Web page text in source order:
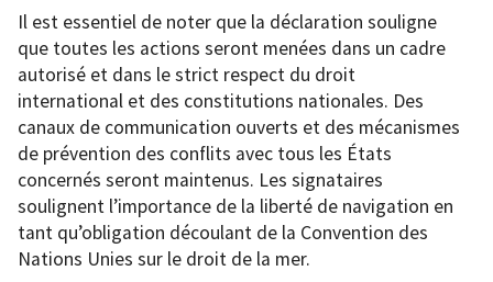
Il est essentiel de noter que la déclaration souligne
que toutes les actions seront menées dans un cadre
autorisé et dans le strict respect du droit
international et des constitutions nationales. Des
canaux de communication ouverts et des mécanismes
de prévention des conflits avec tous les États
concernés seront maintenus. Les signataires
soulignent l’importance de la liberté de navigation en
tant qu’obligation découlant de la Convention des
Nations Unies sur le droit de la mer.